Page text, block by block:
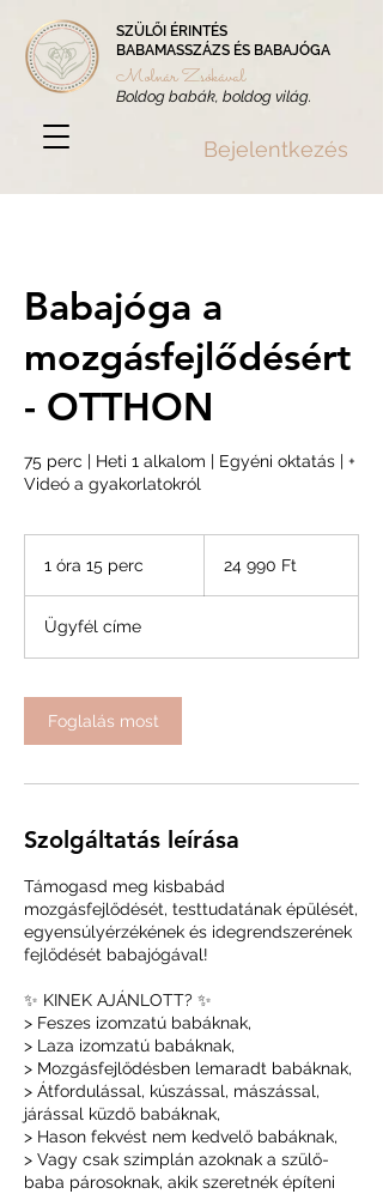
SZÜLŐI ÉRINTÉS
BABAMASSZÁZS ÉS BABAJÓGA
Boldog babák, boldog világ.
Molnár Zsókával
Bejelentkezés
Babajóga a
mozgásfejlődésért
- OTTHON
75 perc | Heti 1 alkalom | Egyéni oktatás | +
Videó a gyakorlatokról
1 óra 15 perc
5
e
r
c
forint24 990 Ft
Ügyfél címe
Foglalás most
Szolgáltatás leírása
Támogasd meg kisbabád
mozgásfejlődését, testtudatának épülését,
egyensúlyérzékének és idegrendszerének
fejlődését babajógával!
✨ KINEK AJÁNLOTT? ✨
> Feszes izomzatú babáknak,
> Laza izomzatú babáknak,
> Mozgásfejlődésben lemaradt babáknak,
> Átfordulással, kúszással, mászással,
járással küzdő babáknak,
> Hason fekvést nem kedvelő babáknak,
> Vagy csak szimplán azoknak a szülő-
baba párosoknak, akik szeretnék építeni